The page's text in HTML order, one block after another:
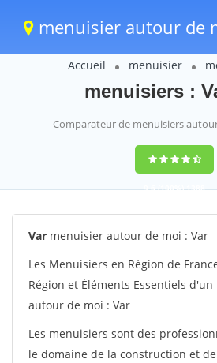
menuisier autour de
Accueil menuisier
menuisiers :
Comparateur de menuisiers
9,6(100%)1388
votes
Var menuisier autour de moi : Var
Les Menuisiers en Région de
Région et Éléments Essentiels
autour de moi : Var
Les menuisiers sont des
le domaine de la construction et